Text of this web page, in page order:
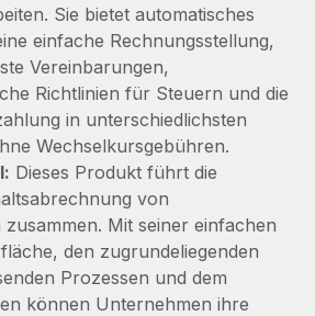
Sie bietet automatisches
einfache Rechnungsstellung,
Vereinbarungen,
Richtlinien für Steuern und die
in unterschiedlichsten
Wechselkursgebühren.
Dieses Produkt führt die
von
Mit seiner einfachen
den zugrundeliegenden
Prozessen und dem
können Unternehmen ihre